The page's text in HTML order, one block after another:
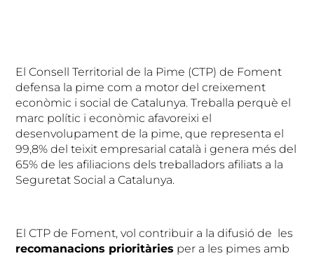
El Consell Territorial de la Pime (CTP) de Foment
defensa la pime com a motor del creixement
econòmic i social de Catalunya. Treballa perquè el
marc polític i econòmic afavoreixi el
desenvolupament de la pime, que representa el
99,8% del teixit empresarial català i genera més del
65% de les afiliacions dels treballadors afiliats a la
Seguretat Social a Catalunya.
El CTP de Foment, vol contribuir a la difusió de les
recomanacions prioritàries per a les pimes amb